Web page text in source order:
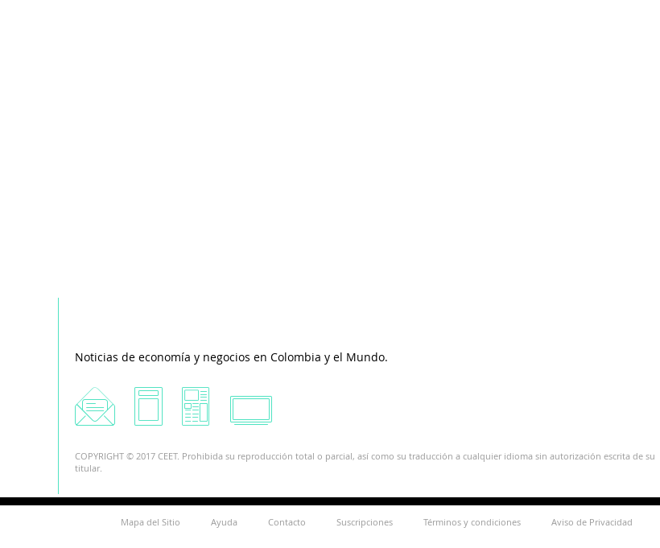
Noticias de economía y negocios en Colombia y el Mundo.
COPYRIGHT © 2017 CEET. Prohibida su reproducción total o parcial, así como su traducción a cualquier idioma sin autorización escrita de su
titular.
Mapa del Sitio Ayuda Contacto Suscripciones Términos y condiciones Aviso de Privacidad